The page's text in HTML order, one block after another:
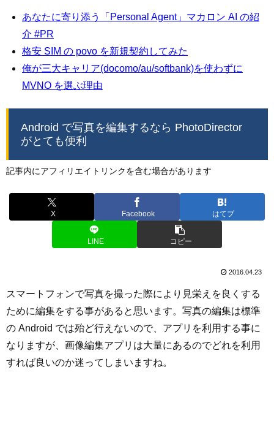
あなたに寄り添う「Personal Agent」マカロン AI の紹
介 #PR
格安 SIM の povo を新規契約してみた
俺が三大キャリア(docomo/au/softbank)を使わずに
MVNO を選ぶ理由
Android で写真を編集するなら PhotoDirector
がとても便利
記事内にアフィリエイトリンクを含む場合があります
X Facebook はてブ
LINE コピー
2016.04.23
スマートフォンで写真を撮った際により見栄えを良くする
ために編集をする事があると思います。写真の編集は標準
の Android では殆ど行えないので、アプリを利用する事に
なりますが、画像編集アプリは大量にあるのでどれを利用
すれば良いのか迷ってしまいますね。